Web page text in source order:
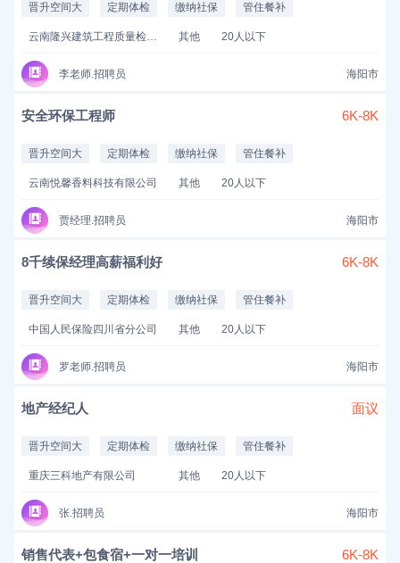
晋升空间大 定期体检 缴纳社保 管住餐补
云南隆兴建筑工程质量检测鉴定有限公司 其他 20人以下
李老师.招聘员 海阳市
安全环保工程师 6K-8K
晋升空间大 定期体检 缴纳社保 管住餐补
云南悦馨香料科技有限公司 其他 20人以下
贾经理.招聘员 海阳市
8千续保经理高薪福利好 6K-8K
晋升空间大 定期体检 缴纳社保 管住餐补
中国人民保险四川省分公司 其他 20人以下
罗老师.招聘员 海阳市
地产经纪人 面议
晋升空间大 定期体检 缴纳社保 管住餐补
重庆三科地产有限公司 其他 20人以下
张.招聘员 海阳市
销售代表+包食宿+一对一培训 6K-8K